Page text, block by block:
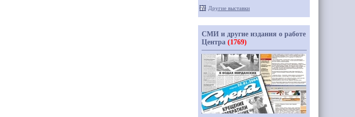
Другие выставки
СМИ и другие издания о работе
Центра (1769)